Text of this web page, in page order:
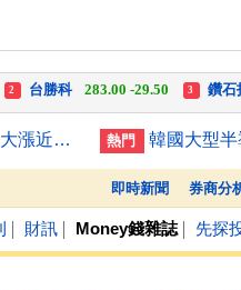
新 纖24.75 +2.25
台
2 台勝科 283.00 -29.50 3
鑽
【台股盤中】科技股領軍大漲近千點 站上45000點大關 熱門
即時新聞 券商分
財訊 Money錢雜誌 先探